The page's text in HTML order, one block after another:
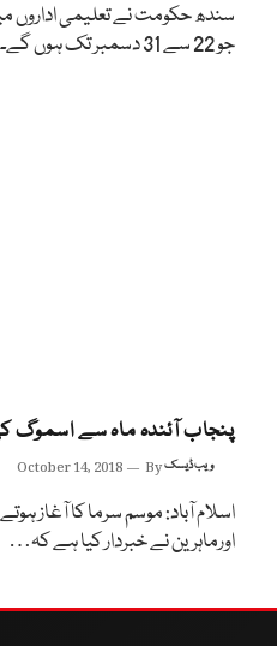
سندھ حکومت نے تعلیمی اداروں
جو 22 سے 31 دسمبر تک ہوں گے۔
پنجاب آئندہ ماہ سے اسموگ
October 14, 2018 Byویب ڈیسک
اسلام آباد: موسم سرما کا آغاز
اورماہرین نے خبردار کیا ہے کہ…